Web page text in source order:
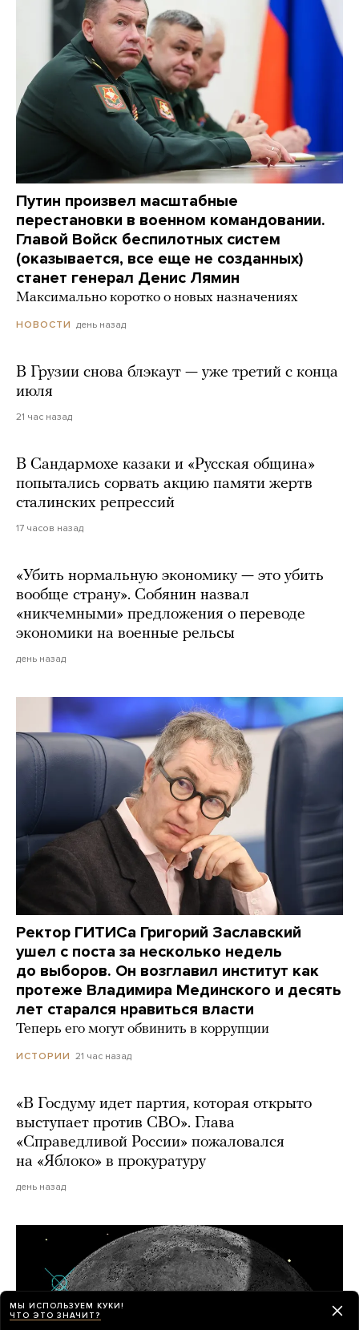
Путин произвел масштабные
перестановки в военном командовании.
Главой Войск беспилотных систем
(оказывается, все еще не созданных)
станет генерал Денис Лямин
Максимально коротко о новых назначениях
НОВОСТИ день назад
В Грузии снова блэкаут — уже третий с конца
июля
21 час назад
В Сандармохе казаки и «Русская община»
попытались сорвать акцию памяти жертв
сталинских репрессий
17 часов назад
«Убить нормальную экономику — это убить
вообще страну». Собянин назвал
«никчемными» предложения о переводе
экономики на военные рельсы
день назад
Ректор ГИТИСа Григорий Заславский
ушел с поста за несколько недель
до выборов. Он возглавил институт как
протеже Владимира Мединского и десять
лет старался нравиться власти
Теперь его могут обвинить в коррупции
ИСТОРИИ 21 час назад
«В Госдуму идет партия, которая открыто
выступает против СВО». Глава
«Справедливой России» пожаловался
на «Яблоко» в прокуратуру
день назад
МЫ ИСПОЛЬЗУЕМ КУКИ!
ЧТО ЭТО ЗНАЧИТ?